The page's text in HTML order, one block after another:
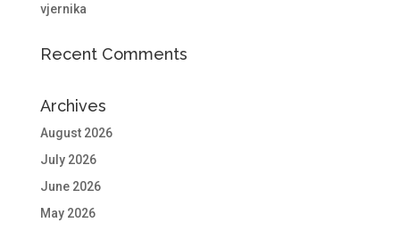
vjernika
Recent Comments
Archives
August 2026
July 2026
June 2026
May 2026